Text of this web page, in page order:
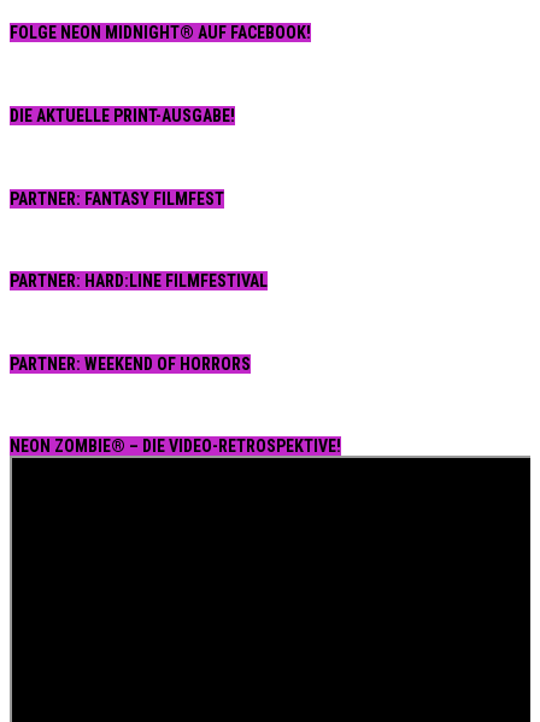
FOLGE NEON MIDNIGHT® AUF FACEBOOK!
DIE AKTUELLE PRINT-AUSGABE!
PARTNER: FANTASY FILMFEST
PARTNER: HARD:LINE FILMFESTIVAL
PARTNER: WEEKEND OF HORRORS
NEON ZOMBIE® – DIE VIDEO-RETROSPEKTIVE!